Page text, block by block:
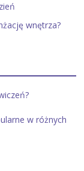
wnętrza?
w różnych